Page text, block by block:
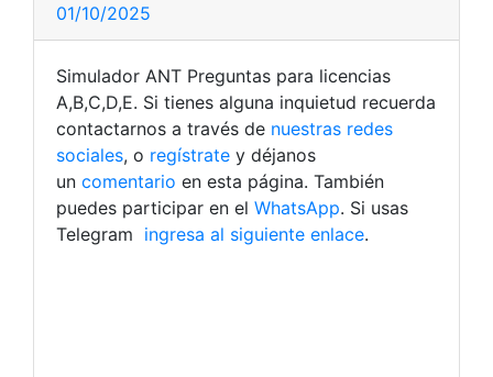
01/10/2025
Simulador ANT Preguntas para licencias
A,B,C,D,E. Si tienes alguna inquietud recuerda
contactarnos a través de nuestras redes
sociales, o regístrate y déjanos
un comentario en esta página. También
puedes participar en el WhatsApp. Si usas
Telegram ingresa al siguiente enlace.